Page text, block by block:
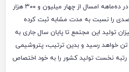
است؛ به‌طوری‌که تولید شرکت در ده‌ماهه امسال از چهار میلیون و ۳۰۰ هزار
کرده و رشد حدود ۷ درصدی را نسبت به مدت مشابه ثبت کرده
تولید این مجتمع تا پایان سال جاری به
پنج میلیون و ۲۰۰ هزار تن خواهد رسید و بدین ترتیب، پتروشیمی
رتبه نخست تولید کشور را به خود اختصاص